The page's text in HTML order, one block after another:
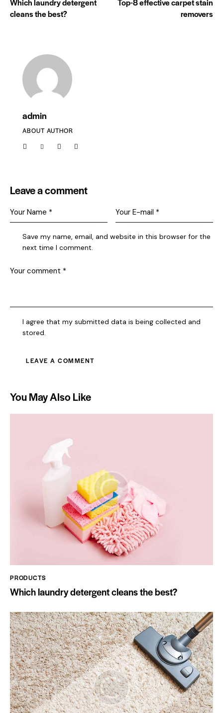
Which laundry detergent
cleans the best?
Top-8 effective carpet stain
removers
admin
ABOUT AUTHOR
Leave a comment
Save my name, email, and website in this browser for the
next time I comment.
I agree that my submitted data is being collected and
stored.
You May Also Like
PRODUCTS
Which laundry detergent cleans the best?